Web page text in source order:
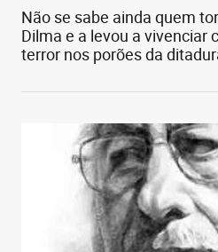
Não se sabe ainda quem
Dilma e a levou a vivenciar
terror nos porões da